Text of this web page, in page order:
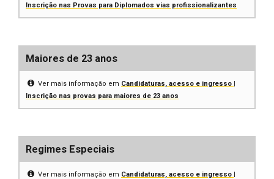
Inscrição nas Provas para Diplomados vias profissionalizantes
Maiores de 23 anos
Ver mais informação em Candidaturas, acesso e ingresso |
Inscrição nas provas para maiores de 23 anos
Regimes Especiais
Ver mais informação em Candidaturas, acesso e ingresso |